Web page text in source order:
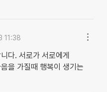
11:38
다. 서로가 서로에게
을 가질때 행복이 생기는